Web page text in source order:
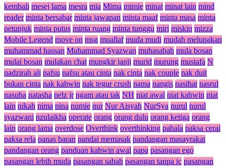
kembali mesej lama mesra mia Mima mimie minat minat lain mind
reader minta bersabar minta jawapan minta maaf minta masa minta
petunjuk minta putus minta ruang minta tunggu miri miskin mizza
Mobile Legend move on msg muallaf muda mudi mudah melupakan
muhammad hassan Muhammad Syazwan muhasabah mula bosan
mulai bosan mulakan chat mungkir janji murid murung mustafa N
nadzirah ali nafsu nafsu atau cinta nak cinta nak couple nak duit
bukan cinta nak kahwin nak tegur crush nama nangis nasihat nasrul
nasuha natasha nelz jr ngam atau tak NH niat awal niat kahwin niat
lain nikah nima nina numie nur Nur Aisyah NurSya nurul nurul
syazwani nzulaikha operate orang orang dulu orang ketiga orang
lain orang lama overdose Overthink overthinking pahala paksa cerai
paksa rela panas baran pandai memasak pandangan masayrakat
pandangan orang panduan kahwin awal papa pasangan ego
pasangan lebih muda pasangan sabah pasangan tanpa ic pasangan